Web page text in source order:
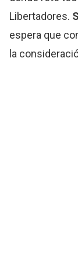
Libertadores.
espera que
la